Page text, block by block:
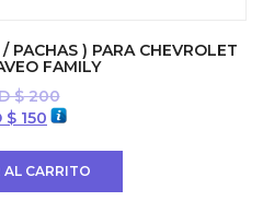
PACHAS ) PARA CHEVROLET
FAMILY
$200
$ 150 El
CARRITO